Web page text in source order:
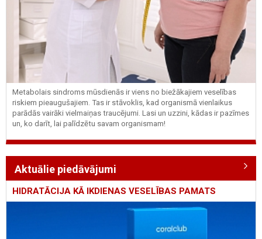
Metabolais sindroms mūsdienās ir viens no biežākajiem veselības
riskiem pieaugušajiem. Tas ir stāvoklis, kad organismā vienlaikus
parādās vairāki vielmaiņas traucējumi. Lasi un uzzini, kādas ir pazīmes
un, ko darīt, lai palīdzētu savam organismam!
Aktuālie piedāvājumi
HIDRATĀCIJA KĀ IKDIENAS VESELĪBAS PAMATS